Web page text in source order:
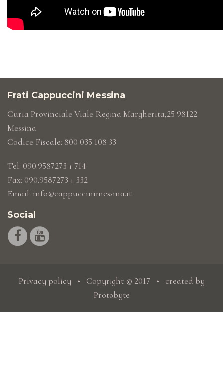
Frati Cappuccini Messina
Curia Provinciale Viale Regina Margherita,25 98122
Messina
Codice Fiscale: 800 035 108 33
Tel: 090.9587273 + 714
Fax: 090.9587273 + 332
Email: info@cappuccinimessina.it
Social
Privacy policy • Copyright © 2017 • created by
Protobyte